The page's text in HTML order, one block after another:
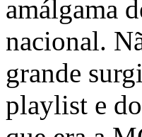
amálgama
nacional.
grande
playlist e